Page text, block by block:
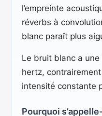
l’empreinte
réverbs à
blanc paraît plus
Le bruit blanc a
hertz,
intensité constante
Pourquoi